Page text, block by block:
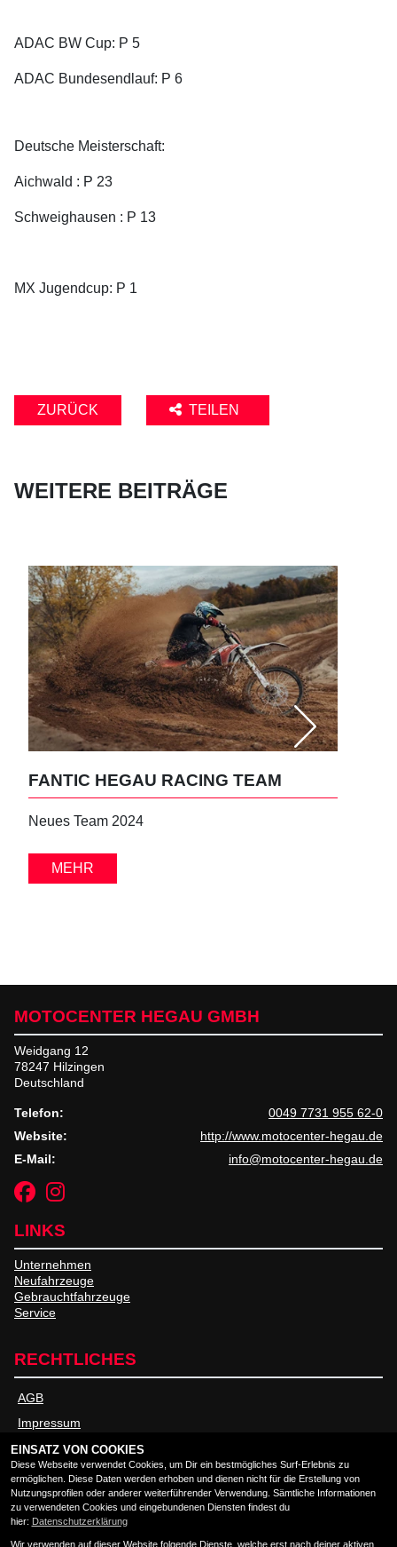
ADAC BW Cup: P 5
ADAC Bundesendlauf: P 6
Deutsche Meisterschaft:
Aichwald : P 23
Schweighausen : P 13
MX Jugendcup: P 1
ZURÜCK TEILEN
WEITERE BEITRÄGE
FANTIC HEGAU RACING TEAM
Neues Team 2024
MEHR
MOTOCENTER HEGAU GMBH
Weidgang 12
78247 Hilzingen
Deutschland
Telefon:
0049 7731 955 62-0
Website:
http://www.motocenter-hegau.de
E-Mail:
info@motocenter-hegau.de
LINKS
Unternehmen
Neufahrzeuge
Gebrauchtfahrzeuge
Service
RECHTLICHES
AGB
Impressum
Datenschutz
Disclaimer
Barrierefreiheit
EINSATZ VON COOKIES
Diese Webseite verwendet Cookies, um Dir ein bestmögliches Surf-Erlebnis zu
ermöglichen. Diese Daten werden erhoben und dienen nicht für die Erstellung von
Nutzungsprofilen oder anderer weiterführender Verwendung. Sämtliche Informationen
zu verwendeten Cookies und eingebundenen Diensten findest du
hier: Datenschutzerklärung
Wir verwenden auf dieser Website folgende Dienste, welche erst nach deiner aktiven